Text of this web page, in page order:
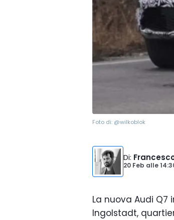
Foto di: @wilkoblok
Di:
20 Feb alle
La nuova Audi Q7
Ingolstadt,